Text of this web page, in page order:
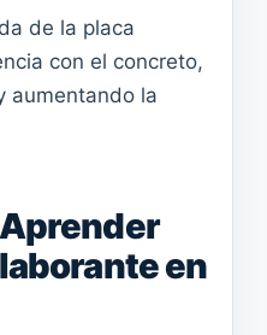
de la placa
con el concreto,
aumentando la
en